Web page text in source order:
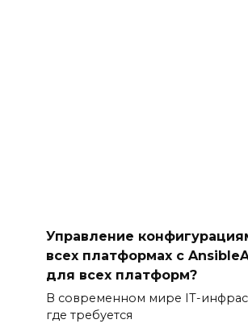
Управление
всех платформах с
для всех платформ?
В современном мире IT-
где требуется